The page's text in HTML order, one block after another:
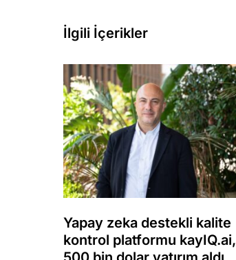
İlgili İçerikler
Yapay zeka destekli kalite
kontrol platformu kayIQ.ai,